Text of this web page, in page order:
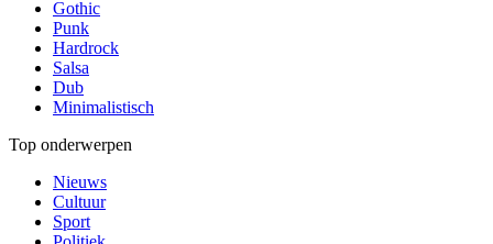
Gothic
Punk
Hardrock
Salsa
Dub
Minimalistisch
Top onderwerpen
Nieuws
Cultuur
Sport